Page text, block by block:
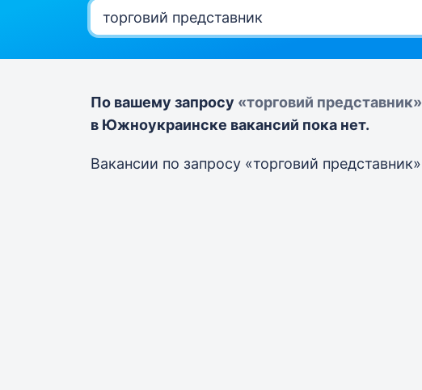
По вашему запросу «торговий представник»
в Южноукраинске вакансий пока нет.
Вакансии по запросу «торговий представник»